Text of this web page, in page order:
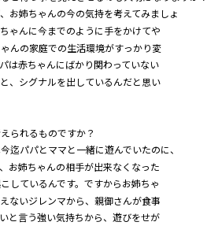
お姉ちゃんの今の気持を考えてみましょ
ゃんに今までのように手をかけてや
んの家庭での生活環境がすっかり変
は赤ちゃんにばかり関わっていない
、シグナルを出しているんだと思い
られるものですか？
迄パパとママと一緒に遊んでいたのに、
お姉ちゃんの相手が出来なくなった
しているんです。ですからお姉ちゃ
ないジレンマから、親御さんが食事
と言う強い気持ちから、遊びをせが